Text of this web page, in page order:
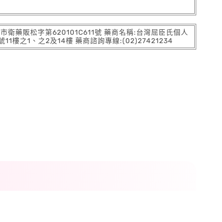
藥販松字第620101C611號 藥商名稱:台灣屈臣氏個人
11樓之1、之2及14樓 藥商諮詢專線:(02)27421234